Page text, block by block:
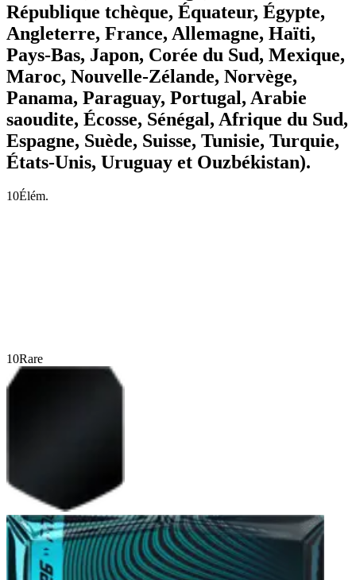
République tchèque, Équateur, Égypte,
Angleterre, France, Allemagne, Haïti,
Pays-Bas, Japon, Corée du Sud, Mexique,
Maroc, Nouvelle-Zélande, Norvège,
Panama, Paraguay, Portugal, Arabie
saoudite, Écosse, Sénégal, Afrique du Sud,
Espagne, Suède, Suisse, Tunisie, Turquie,
États-Unis, Uruguay et Ouzbékistan).
10Élém.
10Rare